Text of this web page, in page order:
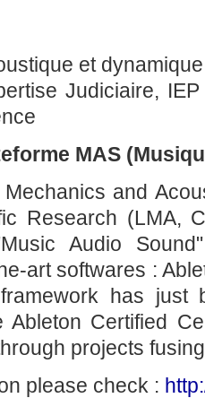
et
Judiciaire,
MAS
and
Research (LMA,
Audio
art softwares :
has just
Ableton Certified
projects
please check :